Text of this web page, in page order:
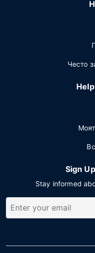
Често
Sign
Stay informed